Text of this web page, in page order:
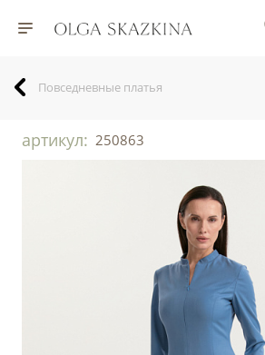
Повседневные платья
артикул: 250863